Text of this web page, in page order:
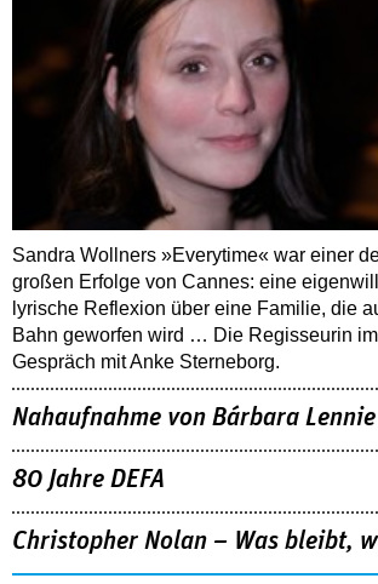
Sandra Wollners »Everytime« war einer
großen Erfolge von Cannes: eine
lyrische Reflexion über eine ­Familie, die
Bahn geworfen wird … Die Regisseurin im
Gespräch mit Anke Sterneborg.
Nahaufnahme von Bárbara Lennie
80 Jahre DEFA
Christopher Nolan – Was bleibt,